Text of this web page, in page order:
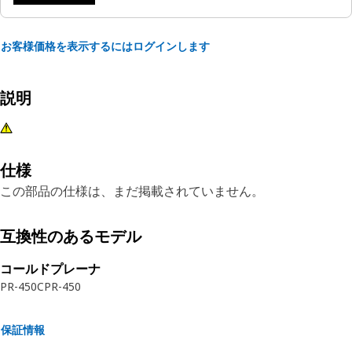
お客様価格を表示するにはログインします
説明
仕様
この部品の仕様は、まだ掲載されていません。
互換性のあるモデル
コールドプレーナ
PR-450CPR-450
保証情報